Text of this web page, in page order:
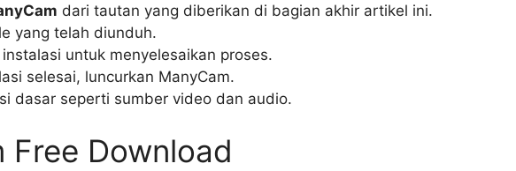
dari tautan yang diberikan di bagian akhir artikel ini.
yang telah diunduh.
untuk menyelesaikan proses.
selesai, luncurkan ManyCam.
dasar seperti sumber video dan audio.
Free Download